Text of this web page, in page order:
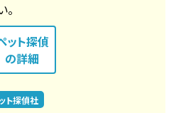
ット探偵
の詳細
ト探偵社